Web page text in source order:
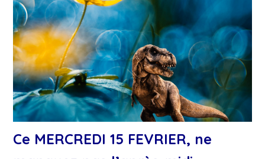
Ce MERCREDI 15 FEVRIER, ne